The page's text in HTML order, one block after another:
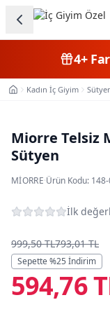
Ana içeriğe geç
Kategorileri
Erkek
Çocuk
Beden
Markalar
4+
Ana SayfaKadın İç Giyim
Miorre Telsiz
Sütyen
MIORRE·Ürün Kodu:
İlk
999,50 TL793,01 TL
Sepette %25 İndirim
594,76